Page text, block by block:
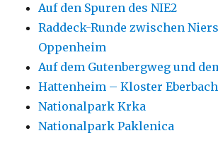
Auf den Spuren des NIE2
Raddeck-Runde zwischen
Oppenheim
Auf dem Gutenbergweg und
Hattenheim – Kloster
Nationalpark Krka
Nationalpark Paklenica